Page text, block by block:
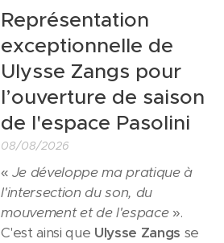
Représentation
exceptionnelle de
Ulysse Zangs pour
l’ouverture de saison
de l'espace Pasolini
08/08/2026
« Je développe ma pratique à
l'intersection du son, du
mouvement et de l'espace».
C'est ainsi que Ulysse Zangs se